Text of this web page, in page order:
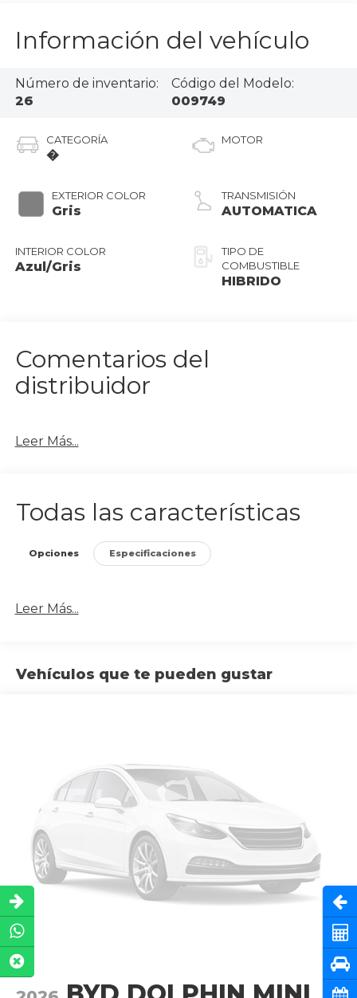
Información del vehículo
Número de inventario:
26
Código del Modelo:
009749
CATEGORÍA
�
EXTERIOR COLOR
Gris
INTERIOR COLOR
Azul/Gris
MOTOR
TRANSMISIÓN
AUTOMATICA
TIPO DE
COMBUSTIBLE
HIBRIDO
Comentarios del
distribuidor
Leer Más...
Todas las características
Opciones Especificaciones
Leer Más...
Vehículos que te pueden gustar